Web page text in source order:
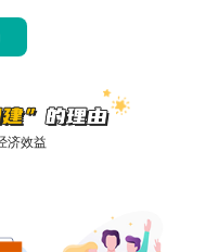
济效益